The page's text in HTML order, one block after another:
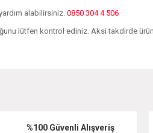
alabilirsiniz. 0850 304 4 506
lütfen kontrol ediniz. Aksi takdirde
%100 Güvenli Alışveriş